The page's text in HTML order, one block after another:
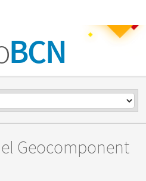
BCN
Geocomponent